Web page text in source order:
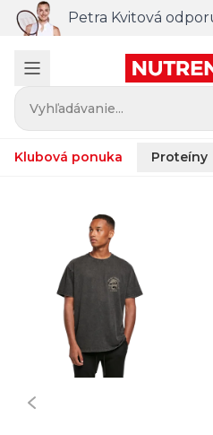
Petra Kvitová
Vyhľadávanie...
Klubová ponuka Proteíny